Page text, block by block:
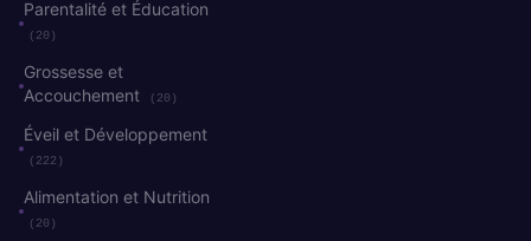
Parentalité et Éducation
(20)
Grossesse et
Accouchement
(20)
Éveil et Développement
(222)
Alimentation et Nutrition
(20)